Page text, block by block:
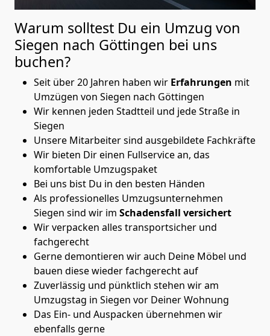
Warum solltest Du ein Umzug von
Siegen nach Göttingen bei uns
buchen?
Seit über 20 Jahren haben wir Erfahrungen mit
Umzügen von Siegen nach Göttingen
Wir kennen jeden Stadtteil und jede Straße in
Siegen
Unsere Mitarbeiter sind ausgebildete Fachkräfte
Wir bieten Dir einen Fullservice an, das
komfortable Umzugspaket
Bei uns bist Du in den besten Händen
Als professionelles Umzugsunternehmen
Siegen sind wir im Schadensfall versichert
Wir verpacken alles transportsicher und
fachgerecht
Gerne demontieren wir auch Deine Möbel und
bauen diese wieder fachgerecht auf
Zuverlässig und pünktlich stehen wir am
Umzugstag in Siegen vor Deiner Wohnung
Das Ein- und Auspacken übernehmen wir
ebenfalls gerne